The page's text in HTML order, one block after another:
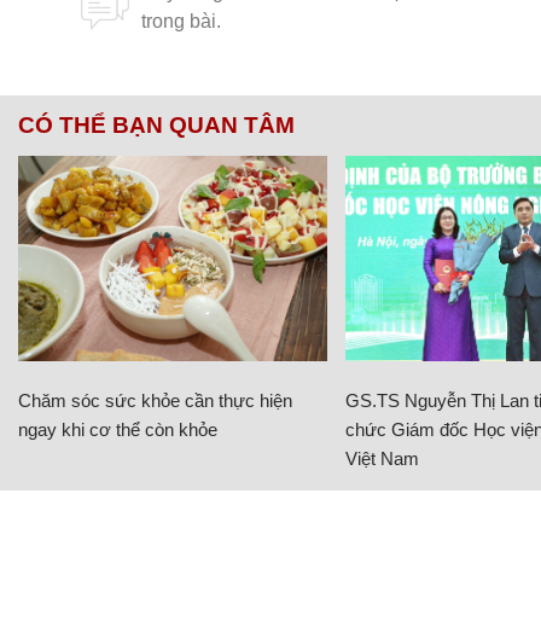
CÓ THỂ BẠN QUAN TÂM
Chăm sóc sức khỏe cần thực hiện
ngay khi cơ thể còn khỏe
GS.TS Nguyễn Thị Lan
chức Giám đốc Học
Việt Nam